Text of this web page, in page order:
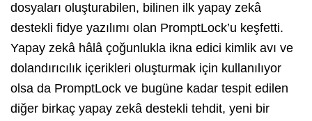
dosyaları oluşturabilen, bilinen ilk yapay zekâ
destekli fidye yazılımı olan PromptLock’u keşfetti.
Yapay zekâ hâlâ çoğunlukla ikna edici kimlik avı ve
dolandırıcılık içerikleri oluşturmak için kullanılıyor
olsa da PromptLock ve bugüne kadar tespit edilen
diğer birkaç yapay zekâ destekli tehdit, yeni bir